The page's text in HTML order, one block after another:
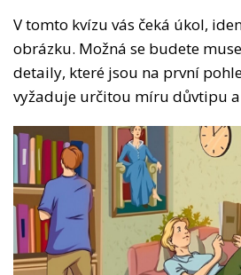
V tomto kvízu vás čeká úkol,
obrázku. Možná se budete
detaily, které jsou na první
vyžaduje určitou míru důvtipu